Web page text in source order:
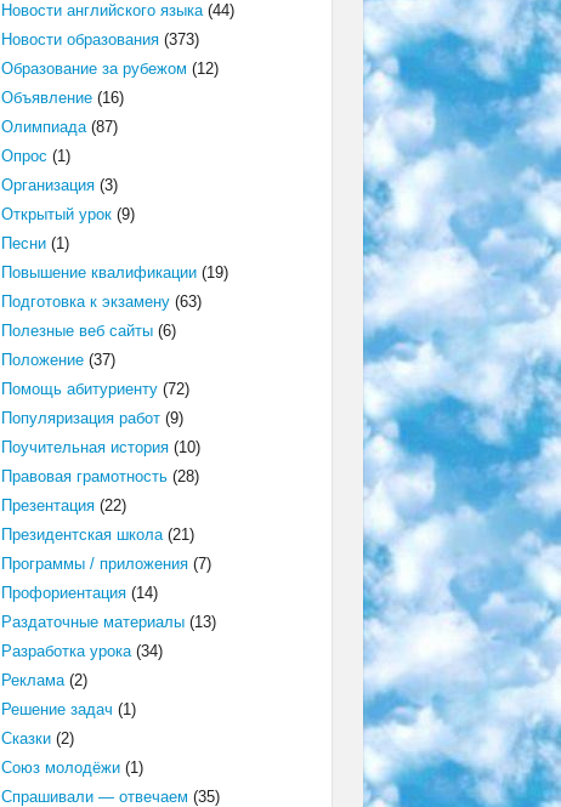
Новости английского языка(44)
Новости образования(373)
Образование за рубежом (12)
Объявление(16)
Олимпиада(87)
Опрос (1)
Организация(3)
Открытый урок(9)
Песни(1)
Повышение квалификации(19)
Подготовка к экзамену(63)
Полезные веб сайты(6)
Положение(37)
Помощь абитуриенту(72)
Популяризация работ(9)
Поучительная история(10)
Правовая грамотность(28)
Презентация(22)
Президентская школа(21)
Программы / приложения(7)
Профориентация(14)
Раздаточные материалы(13)
Разработка урока(34)
Реклама(2)
Решение задач (1)
Сказки(2)
Союз молодёжи(1)
Спрашивали — отвечаем (35)